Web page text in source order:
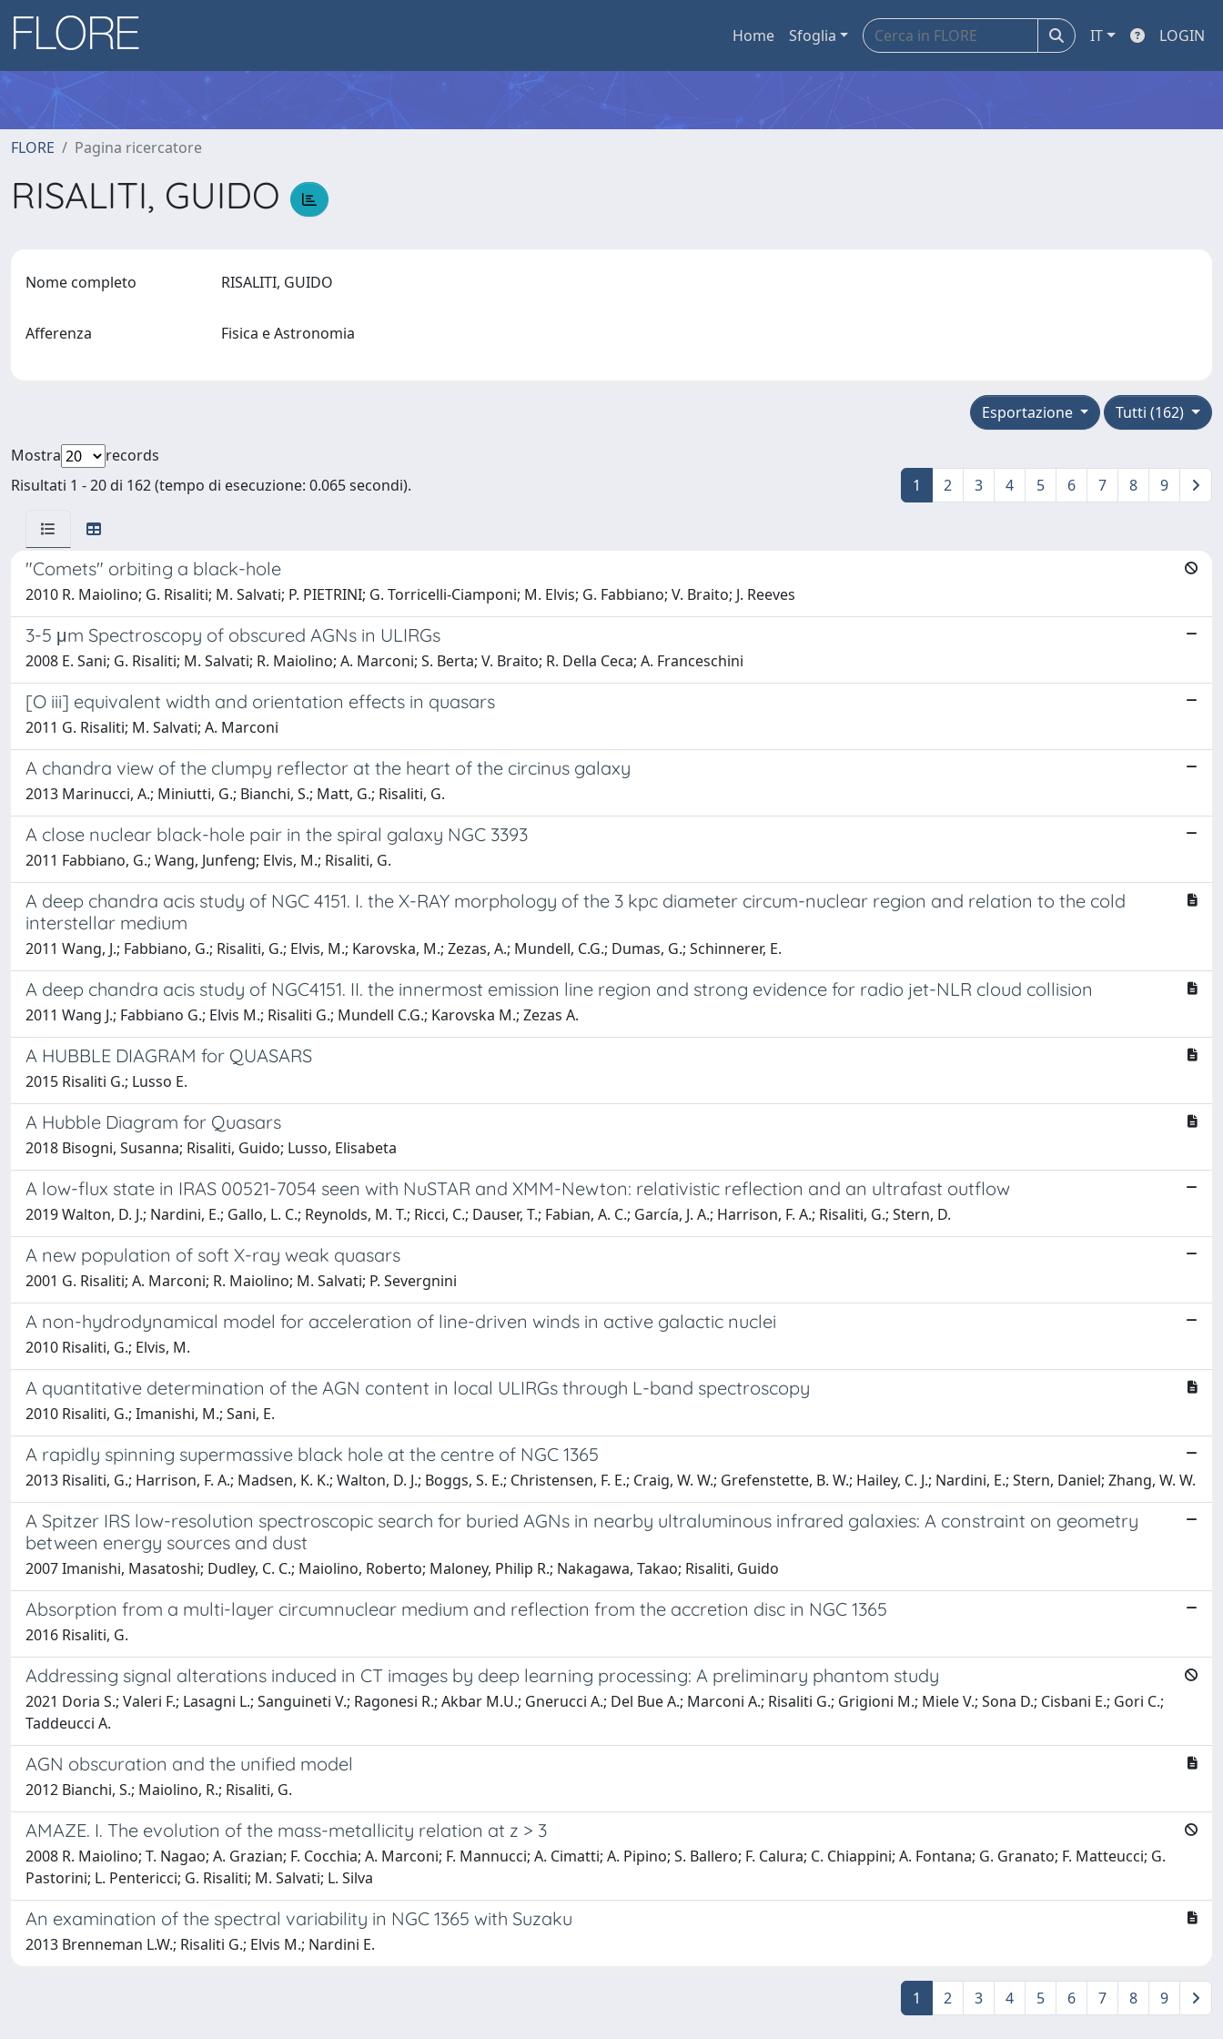
Home Sfoglia IT LOGIN
FLORE Pagina ricercatore
RISALITI, GUIDO
Nome completo RISALITI, GUIDO
Afferenza Fisica e Astronomia
Tutti (162)
Esportazione
Mostra
records
Risultati 1 - 20 di 162 (tempo di esecuzione: 0.065 secondi).
1 2 3 4 5 6 7 8 9
"Comets" orbiting a black-hole
2010 R. Maiolino; G. Risaliti; M. Salvati; P. PIETRINI; G. Torricelli-Ciamponi; M. Elvis; G. Fabbiano; V. Braito; J. Reeves
3-5 μm Spectroscopy of obscured AGNs in ULIRGs
2008 E. Sani; G. Risaliti; M. Salvati; R. Maiolino; A. Marconi; S. Berta; V. Braito; R. Della Ceca; A. Franceschini
[O iii] equivalent width and orientation effects in quasars
2011 G. Risaliti; M. Salvati; A. Marconi
A chandra view of the clumpy reflector at the heart of the circinus galaxy
2013 Marinucci, A.; Miniutti, G.; Bianchi, S.; Matt, G.; Risaliti, G.
A close nuclear black-hole pair in the spiral galaxy NGC 3393
2011 Fabbiano, G.; Wang, Junfeng; Elvis, M.; Risaliti, G.
A deep chandra acis study of NGC 4151. I. the X-RAY morphology of the 3 kpc diameter circum-nuclear region and relation to the cold
interstellar medium
2011 Wang, J.; Fabbiano, G.; Risaliti, G.; Elvis, M.; Karovska, M.; Zezas, A.; Mundell, C.G.; Dumas, G.; Schinnerer, E.
A deep chandra acis study of NGC4151. II. the innermost emission line region and strong evidence for radio jet-NLR cloud collision
2011 Wang J.; Fabbiano G.; Elvis M.; Risaliti G.; Mundell C.G.; Karovska M.; Zezas A.
A HUBBLE DIAGRAM for QUASARS
2015 Risaliti G.; Lusso E.
A Hubble Diagram for Quasars
2018 Bisogni, Susanna; Risaliti, Guido; Lusso, Elisabeta
A low-flux state in IRAS 00521-7054 seen with NuSTAR and XMM-Newton: relativistic reflection and an ultrafast outflow
2019 Walton, D. J.; Nardini, E.; Gallo, L. C.; Reynolds, M. T.; Ricci, C.; Dauser, T.; Fabian, A. C.; García, J. A.; Harrison, F. A.; Risaliti, G.; Stern, D.
A new population of soft X-ray weak quasars
2001 G. Risaliti; A. Marconi; R. Maiolino; M. Salvati; P. Severgnini
A non-hydrodynamical model for acceleration of line-driven winds in active galactic nuclei
2010 Risaliti, G.; Elvis, M.
A quantitative determination of the AGN content in local ULIRGs through L-band spectroscopy
2010 Risaliti, G.; Imanishi, M.; Sani, E.
A rapidly spinning supermassive black hole at the centre of NGC 1365
2013 Risaliti, G.; Harrison, F. A.; Madsen, K. K.; Walton, D. J.; Boggs, S. E.; Christensen, F. E.; Craig, W. W.; Grefenstette, B. W.; Hailey, C. J.; Nardini, E.; Stern, Daniel; Zhang, W. W.
A Spitzer IRS low-resolution spectroscopic search for buried AGNs in nearby ultraluminous infrared galaxies: A constraint on geometry
between energy sources and dust
2007 Imanishi, Masatoshi; Dudley, C. C.; Maiolino, Roberto; Maloney, Philip R.; Nakagawa, Takao; Risaliti, Guido
Absorption from a multi-layer circumnuclear medium and reflection from the accretion disc in NGC 1365
2016 Risaliti, G.
Addressing signal alterations induced in CT images by deep learning processing: A preliminary phantom study
2021 Doria S.; Valeri F.; Lasagni L.; Sanguineti V.; Ragonesi R.; Akbar M.U.; Gnerucci A.; Del Bue A.; Marconi A.; Risaliti G.; Grigioni M.; Miele V.; Sona D.; Cisbani E.; Gori C.;
Taddeucci A.
AGN obscuration and the unified model
2012 Bianchi, S.; Maiolino, R.; Risaliti, G.
AMAZE. I. The evolution of the mass-metallicity relation at z > 3
2008 R. Maiolino; T. Nagao; A. Grazian; F. Cocchia; A. Marconi; F. Mannucci; A. Cimatti; A. Pipino; S. Ballero; F. Calura; C. Chiappini; A. Fontana; G. Granato; F. Matteucci; G.
Pastorini; L. Pentericci; G. Risaliti; M. Salvati; L. Silva
An examination of the spectral variability in NGC 1365 with Suzaku
2013 Brenneman L.W.; Risaliti G.; Elvis M.; Nardini E.
1 2 3 4 5 6 7 8 9